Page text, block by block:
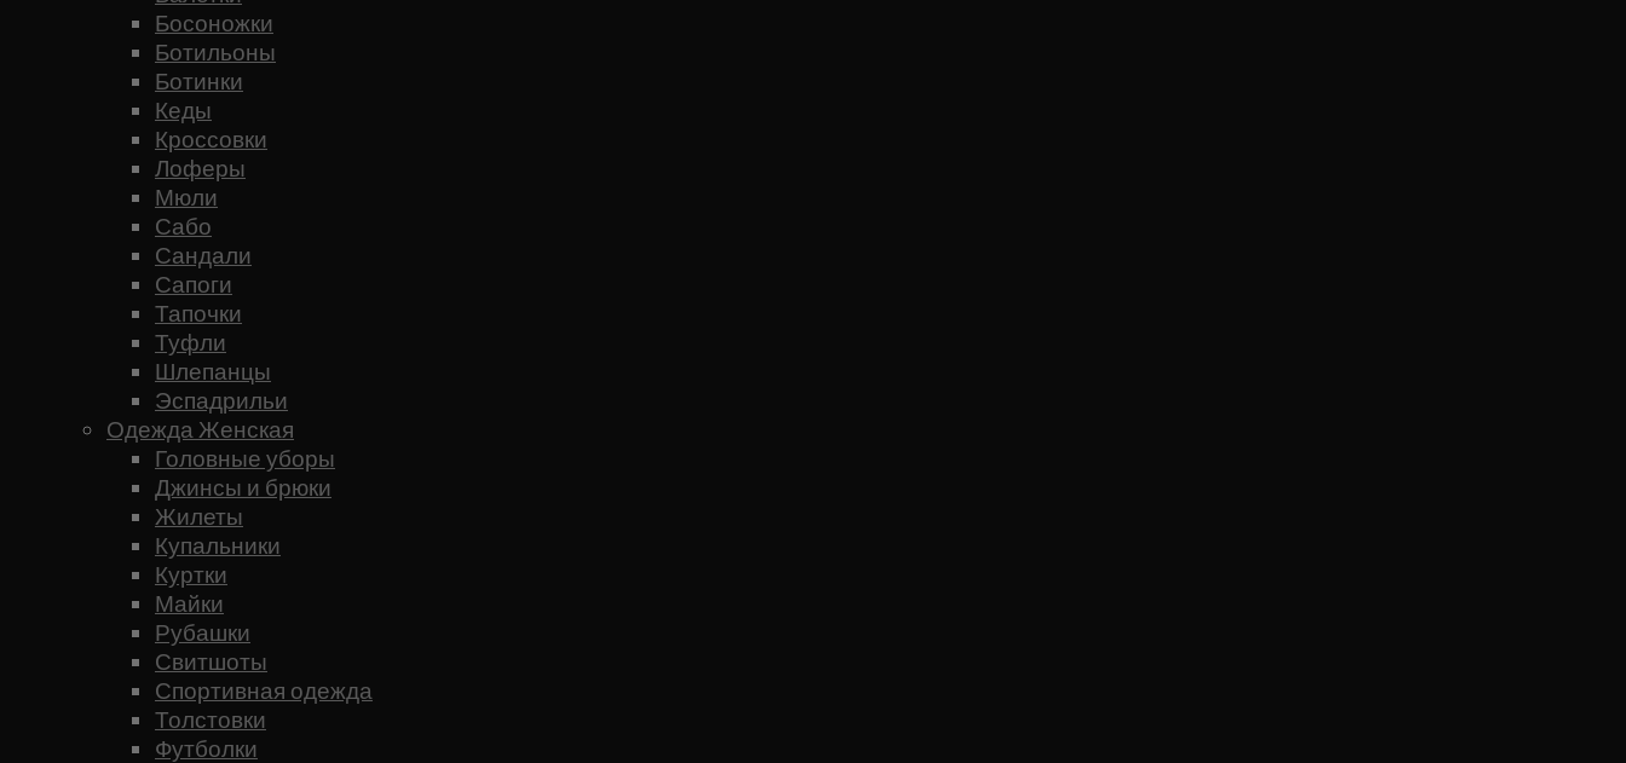
Босоножки
Ботильоны
Ботинки
Кеды
Кроссовки
Лоферы
Мюли
Сабо
Сандали
Сапоги
Тапочки
Туфли
Шлепанцы
Эспадрильи
Одежда Женская
Головные уборы
Джинсы и брюки
Жилеты
Купальники
Куртки
Майки
Рубашки
Свитшоты
Спортивная одежда
Толстовки
Футболки